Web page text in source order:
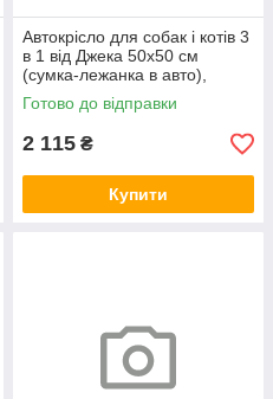
Автокрісло для собак і котів 3
в 1 від Джека 50х50 см
(сумка-лежанка в авто),
графіт
Готово до відправки
2 115 ₴
Купити